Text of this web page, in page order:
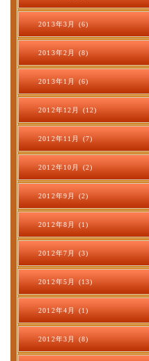
2013年3月 (6)
2013年2月 (8)
2013年1月 (6)
2012年12月 (12)
2012年11月 (7)
2012年10月 (2)
2012年9月 (2)
2012年8月 (1)
2012年7月 (3)
2012年5月 (13)
2012年4月 (1)
2012年3月 (8)